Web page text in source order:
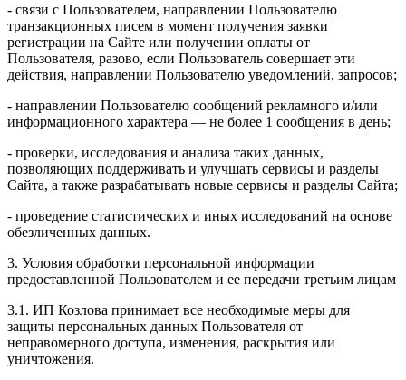
- связи с Пользователем, направлении Пользователю
транзакционных писем в момент получения заявки
регистрации на Сайте или получении оплаты от
Пользователя, разово, если Пользователь совершает эти
действия, направлении Пользователю уведомлений, запросов;
- направлении Пользователю сообщений рекламного и/или
информационного характера — не более 1 сообщения в день;
- проверки, исследования и анализа таких данных,
позволяющих поддерживать и улучшать сервисы и разделы
Сайта, а также разрабатывать новые сервисы и разделы Сайта;
- проведение статистических и иных исследований на основе
обезличенных данных.
3. Условия обработки персональной информации
предоставленной Пользователем и ее передачи третьим лицам
3.1. ИП Козлова принимает все необходимые меры для
защиты персональных данных Пользователя от
неправомерного доступа, изменения, раскрытия или
уничтожения.